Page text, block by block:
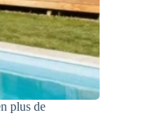
plus de